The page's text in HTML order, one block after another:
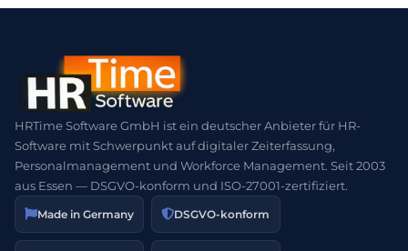
HRTime Software GmbH ist ein deutscher Anbieter für HR-
Software mit Schwerpunkt auf digitaler Zeiterfassung,
Personalmanagement und Workforce Management. Seit 2003
aus Essen — DSGVO-konform und ISO-27001-zertifiziert.
Made in Germany DSGVO-konform